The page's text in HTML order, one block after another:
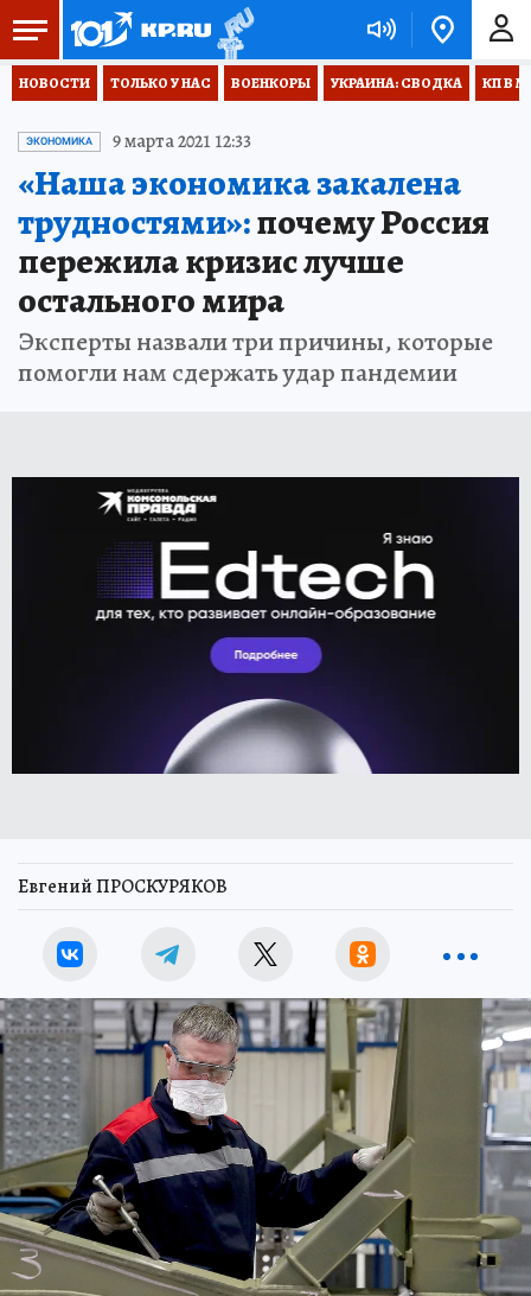
НОВОСТИ ТОЛЬКО У НАС ВОЕНКОРЫ УКРАИНА: СВОДКА КП В
ЭКОНОМИКА 9 марта 2021 12:33
«Наша экономика закалена
трудностями»:почему Россия
пережила кризис лучше
остального мира
Эксперты назвали три причины, которые
помогли нам сдержать удар пандемии
Евгений ПРОСКУРЯКОВ